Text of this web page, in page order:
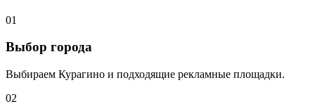
01
Выбор города
Выбираем Курагино и подходящие рекламные площадки.
02